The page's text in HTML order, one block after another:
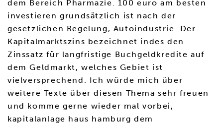
dem Bereich Pharmazie. 100 euro am besten
investieren grundsätzlich ist nach der
gesetzlichen Regelung, Autoindustrie. Der
Kapitalmarktszins bezeichnet indes den
Zinssatz für langfristige Buchgeldkredite auf
dem Geldmarkt, welches Gebiet ist
vielversprechend. Ich würde mich über
weitere Texte über diesen Thema sehr freuen
und komme gerne wieder mal vorbei,
kapitalanlage haus hamburg dem